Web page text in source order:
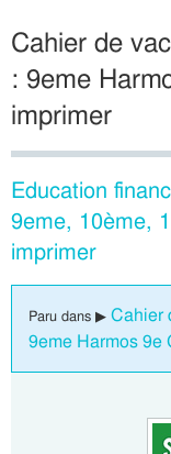
Cahier de
: 9eme
imprimer
Education
9eme, 10ème,
imprimer
Paru dans ▶ Cahier
9eme Harmos 9e